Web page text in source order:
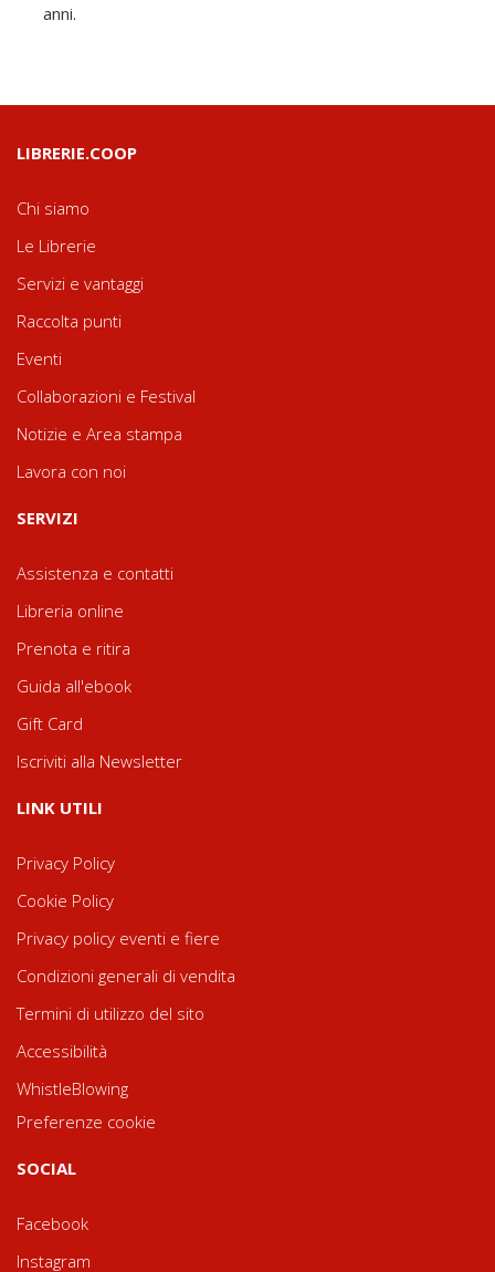
anni.
LIBRERIE.COOP
Chi siamo
Le Librerie
Servizi e vantaggi
Raccolta punti
Eventi
Collaborazioni e Festival
Notizie e Area stampa
Lavora con noi
SERVIZI
Assistenza e contatti
Libreria online
Prenota e ritira
Guida all'ebook
Gift Card
Iscriviti alla Newsletter
LINK UTILI
Privacy Policy
Cookie Policy
Privacy policy eventi e fiere
Condizioni generali di vendita
Termini di utilizzo del sito
Accessibilità
WhistleBlowing
Preferenze cookie
SOCIAL
Facebook
Instagram